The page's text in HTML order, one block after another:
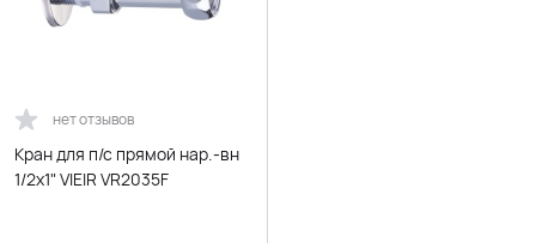
нет отзывов
Кран для п/с прямой нар.-вн
1/2х1" VIEIR VR2035F